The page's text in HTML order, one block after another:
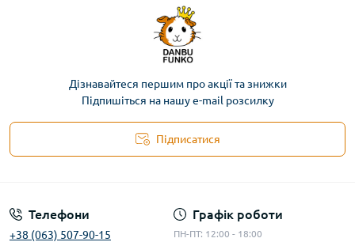
Дізнавайтеся першим про акції та знижки
Підпишіться на нашу e-mail розсилку
Підписатися
Телефони
+38 (063) 507-90-15
Графік роботи
ПН-ПТ: 12:00 - 18:00